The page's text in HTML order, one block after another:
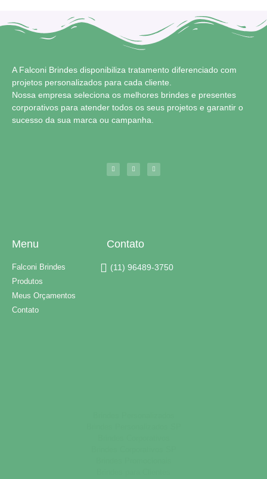
A Falconi Brindes disponibiliza tratamento diferenciado com
projetos personalizados para cada cliente.
Nossa empresa seleciona os melhores brindes e presentes
corporativos para atender todos os seus projetos e garantir o
sucesso da sua marca ou campanha.
Menu
Falconi Brindes
Produtos
Meus Orçamentos
Contato
Contato
(11) 96489-3750